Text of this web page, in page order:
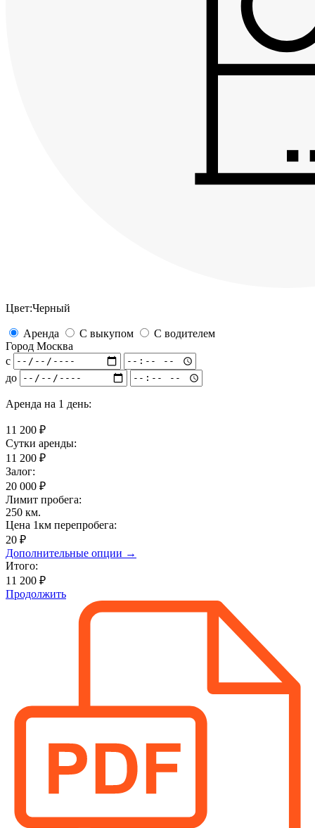
Цвет:Черный
Аренда С выкупом
С водителем
Город Москва
с
до
Аренда на 1 день:
11 200 ₽
Сутки аренды:
11 200 ₽
Залог:
20 000 ₽
Лимит пробега:
250 км.
Цена 1км перепробега:
20 ₽
Дополнительные опции →
Итого:
11 200 ₽
Продолжить